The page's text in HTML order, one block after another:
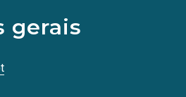
gerais